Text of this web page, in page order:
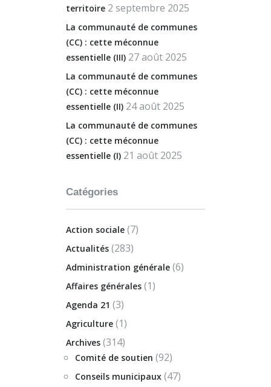
territoire 2 septembre 2025
La communauté de communes
(CC) : cette méconnue
essentielle (III) 27 août 2025
La communauté de communes
(CC) : cette méconnue
essentielle (II) 24 août 2025
La communauté de communes
(CC) : cette méconnue
essentielle (I) 21 août 2025
Catégories
Action sociale (7)
Actualités (283)
Administration générale (6)
Affaires générales (1)
Agenda 21 (3)
Agriculture (1)
Archives (314)
Comité de soutien (92)
Conseils municipaux (47)